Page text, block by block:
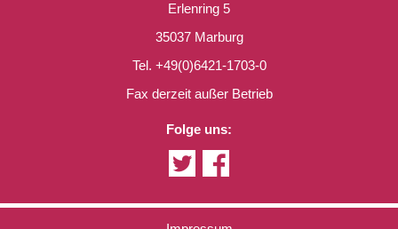
Folge uns:
Erlenring 5
35037 Marburg
Tel. +49(0)6421-1703-0
Fax derzeit außer Betrieb